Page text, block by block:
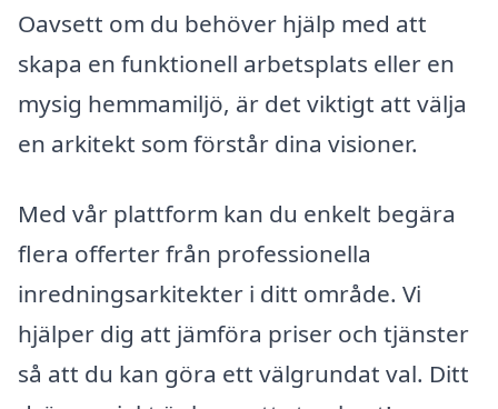
Oavsett om du behöver hjälp med att
skapa en funktionell arbetsplats eller en
mysig hemmamiljö, är det viktigt att välja
en arkitekt som förstår dina visioner.
Med vår plattform kan du enkelt begära
flera offerter från professionella
inredningsarkitekter i ditt område. Vi
hjälper dig att jämföra priser och tjänster
så att du kan göra ett välgrundat val. Ditt